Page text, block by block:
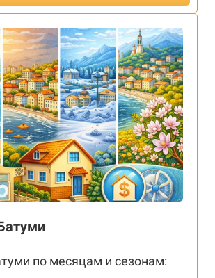
по месяцам и сезонам: